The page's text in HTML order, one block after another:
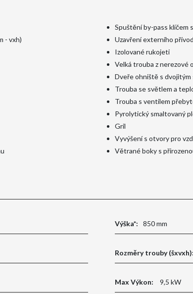
- vxh)
Spuštění by-pass klíčem
Uzavření externího
Izolované rukojeti
Velká trouba z nerezové
Dveře ohniště s dvojitým
Trouba se světlem a
Trouba s ventilem
Pyrolytický smaltovaný
Gril
Vyvýšení s otvory pro
Větrané boky s
Výška*: 850 mm
Rozměry trouby (šxvxh):
Max Výkon: 9,5 kW